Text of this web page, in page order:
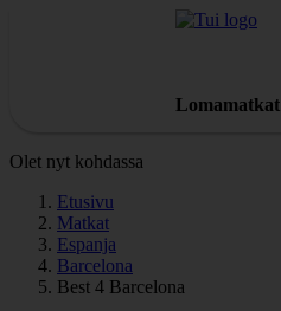
Lomamatkat
Olet nyt kohdassa
Etusivu
Matkat
Espanja
Barcelona
Best 4 Barcelona